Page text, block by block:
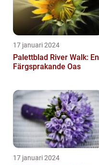
17 januari 2024
Palettblad River Walk: En
Färgsprakande Oas
17 januari 2024